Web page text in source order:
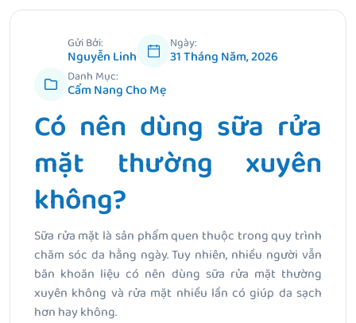
Gửi Bởi:
Nguyễn Linh
Ngày:
31 Tháng Năm, 2026
Danh Mục:
Cẩm Nang Cho Mẹ
Có nên dùng sữa rửa
mặt thường xuyên
không?
Sữa rửa mặt là sản phẩm quen thuộc trong quy trình
chăm sóc da hằng ngày. Tuy nhiên, nhiều người vẫn
băn khoăn liệu có nên dùng sữa rửa mặt thường
xuyên không và rửa mặt nhiều lần có giúp da sạch
hơn hay không.